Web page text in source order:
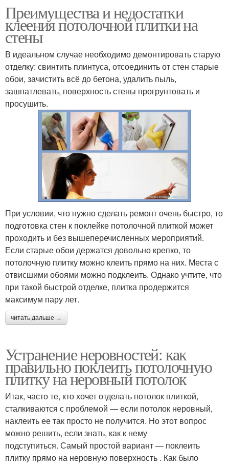
Преимущества и недостатки
клеения потолочной плитки на
стены
В идеальном случае необходимо демонтировать старую
отделку: свинтить плинтуса, отсоединить от стен старые
обои, зачистить всё до бетона, удалить пыль,
зашпатлевать, поверхность стены прогрунтовать и
просушить.
При условии, что нужно сделать ремонт очень быстро, то
подготовка стен к поклейке потолочной плиткой может
проходить и без вышеперечисленных мероприятий.
Если старые обои держатся довольно крепко, то
потолочную плитку можно клеить прямо на них. Места с
отвисшими обоями можно подклеить. Однако учтите, что
при такой быстрой отделке, плитка продержится
максимум пару лет.
читать дальше →
Устранение неровностей: как
правильно поклеить потолочную
плитку на неровный потолок
Итак, часто те, кто хочет отделать потолок плиткой,
сталкиваются с проблемой — если потолок неровный,
наклеить ее так просто не получится. Но этот вопрос
можно решить, если знать, как к нему
подступиться. Самый простой вариант — поклеить
плитку прямо на неровную поверхность . Как было